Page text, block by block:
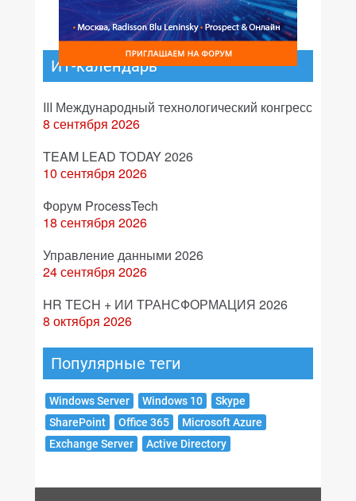
ИТ-календарь
III Международный технологический конгресс
8 сентября 2026
TEAM LEAD TODAY 2026
10 сентября 2026
Форум ProcessTech
18 сентября 2026
Управление данными 2026
24 сентября 2026
HR TECH + ИИ ТРАНСФОРМАЦИЯ 2026
8 октября 2026
Популярные теги
Windows Server Windows 10
Skype
SharePoint
Office 365
Microsoft Azure
Exchange Server
Active Directory